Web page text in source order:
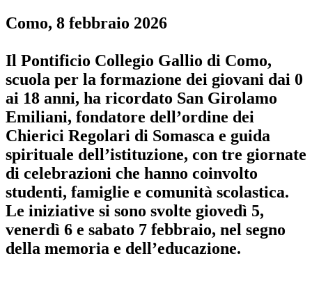
Como, 8 febbraio 2026
Il Pontificio Collegio Gallio di Como,
scuola per la formazione dei giovani dai 0
ai 18 anni, ha ricordato San Girolamo
Emiliani, fondatore dell’ordine dei
Chierici Regolari di Somasca e guida
spirituale dell’istituzione, con tre giornate
di celebrazioni che hanno coinvolto
studenti, famiglie e comunità scolastica.
Le iniziative si sono svolte giovedì 5,
venerdì 6 e sabato 7 febbraio, nel segno
della memoria e dell’educazione.